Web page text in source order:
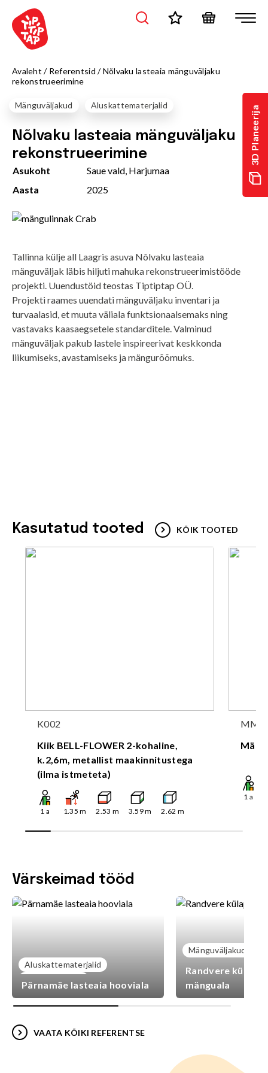
3D Planeerija
Avaleht / Referentsid /Nõlvaku lasteaia mänguväljaku
rekonstrueerimine
Mänguväljakud Aluskattematerjalid
Nõlvaku lasteaia mänguväljaku
rekonstrueerimine
Asukoht
Saue vald, Harjumaa
Aasta
2025
Tallinna külje all Laagris asuva Nõlvaku lasteaia
mänguväljak läbis hiljuti mahuka rekonstrueerimistööde
projekti. Uuendustöid teostas Tiptiptap OÜ.
Projekti raames uuendati mänguväljaku inventari ja
turvaalasid, et muuta väliala funktsionaalsemaks ning
vastavaks kaasaegsetele standarditele. Valminud
mänguväljak pakub lastele inspireerivat keskkonda
liikumiseks, avastamiseks ja mängurõõmuks.
Kasutatud tooted KÕIK TOOTED
K002
Kiik BELL-FLOWER 2-kohaline,
k.2,6m, metallist maakinnitustega
(ilma istmeteta)
1 a 1.35 m 2.53 m 3.59m 2.62 m
1 a
Värskeimad tööd
Aluskattematerjalid
Pärnamäe lasteaia hooviala
Mänguväljakud
Randvere
mänguala
VAATA KÕIKI REFERENTSE